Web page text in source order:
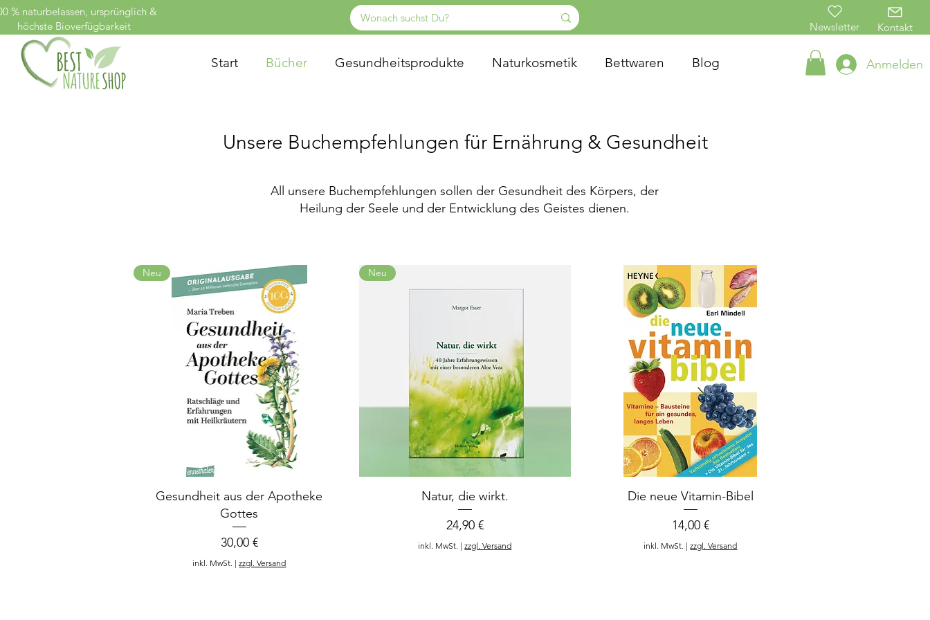
% naturbelassen, ursprünglich &
höchste Bioverfügbarkeit
Newsletter Kontakt
Start Bücher Gesundheitsprodukte Naturkosmetik Bettwaren Blog Anmelden
Unsere Buchempfehlungen für Ernährung & Gesundheit
All unsere Buchempfehlungen sollen der Gesundheit des Körpers, der
Heilung der Seele und der Entwicklung des Geistes dienen.
Neu
Gesundheit aus der Apotheke
Gottes
Preis
30,00 €
inkl. MwSt. |zzgl. Versand
Neu
Natur, die wirkt.
Preis
24,90 €
inkl. MwSt. |zzgl. Versand
Die neue Vitamin-Bibel
Preis
14,00 €
inkl. MwSt. |zzgl. Versand